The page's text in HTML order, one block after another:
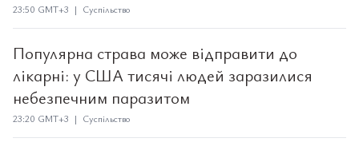
23:50 GMT+3 | Суспільство
Популярна страва може відправити до
лікарні: у США тисячі людей заразилися
небезпечним паразитом
23:20 GMT+3 | Суспільство